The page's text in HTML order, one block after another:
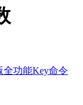
全功能Key命令